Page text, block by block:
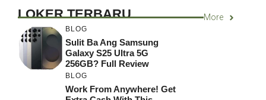
LOKER TERBARU More
BLOG
Sulit Ba Ang Samsung
Galaxy S25 Ultra 5G
256GB? Full Review
BLOG
Work From Anywhere! Get